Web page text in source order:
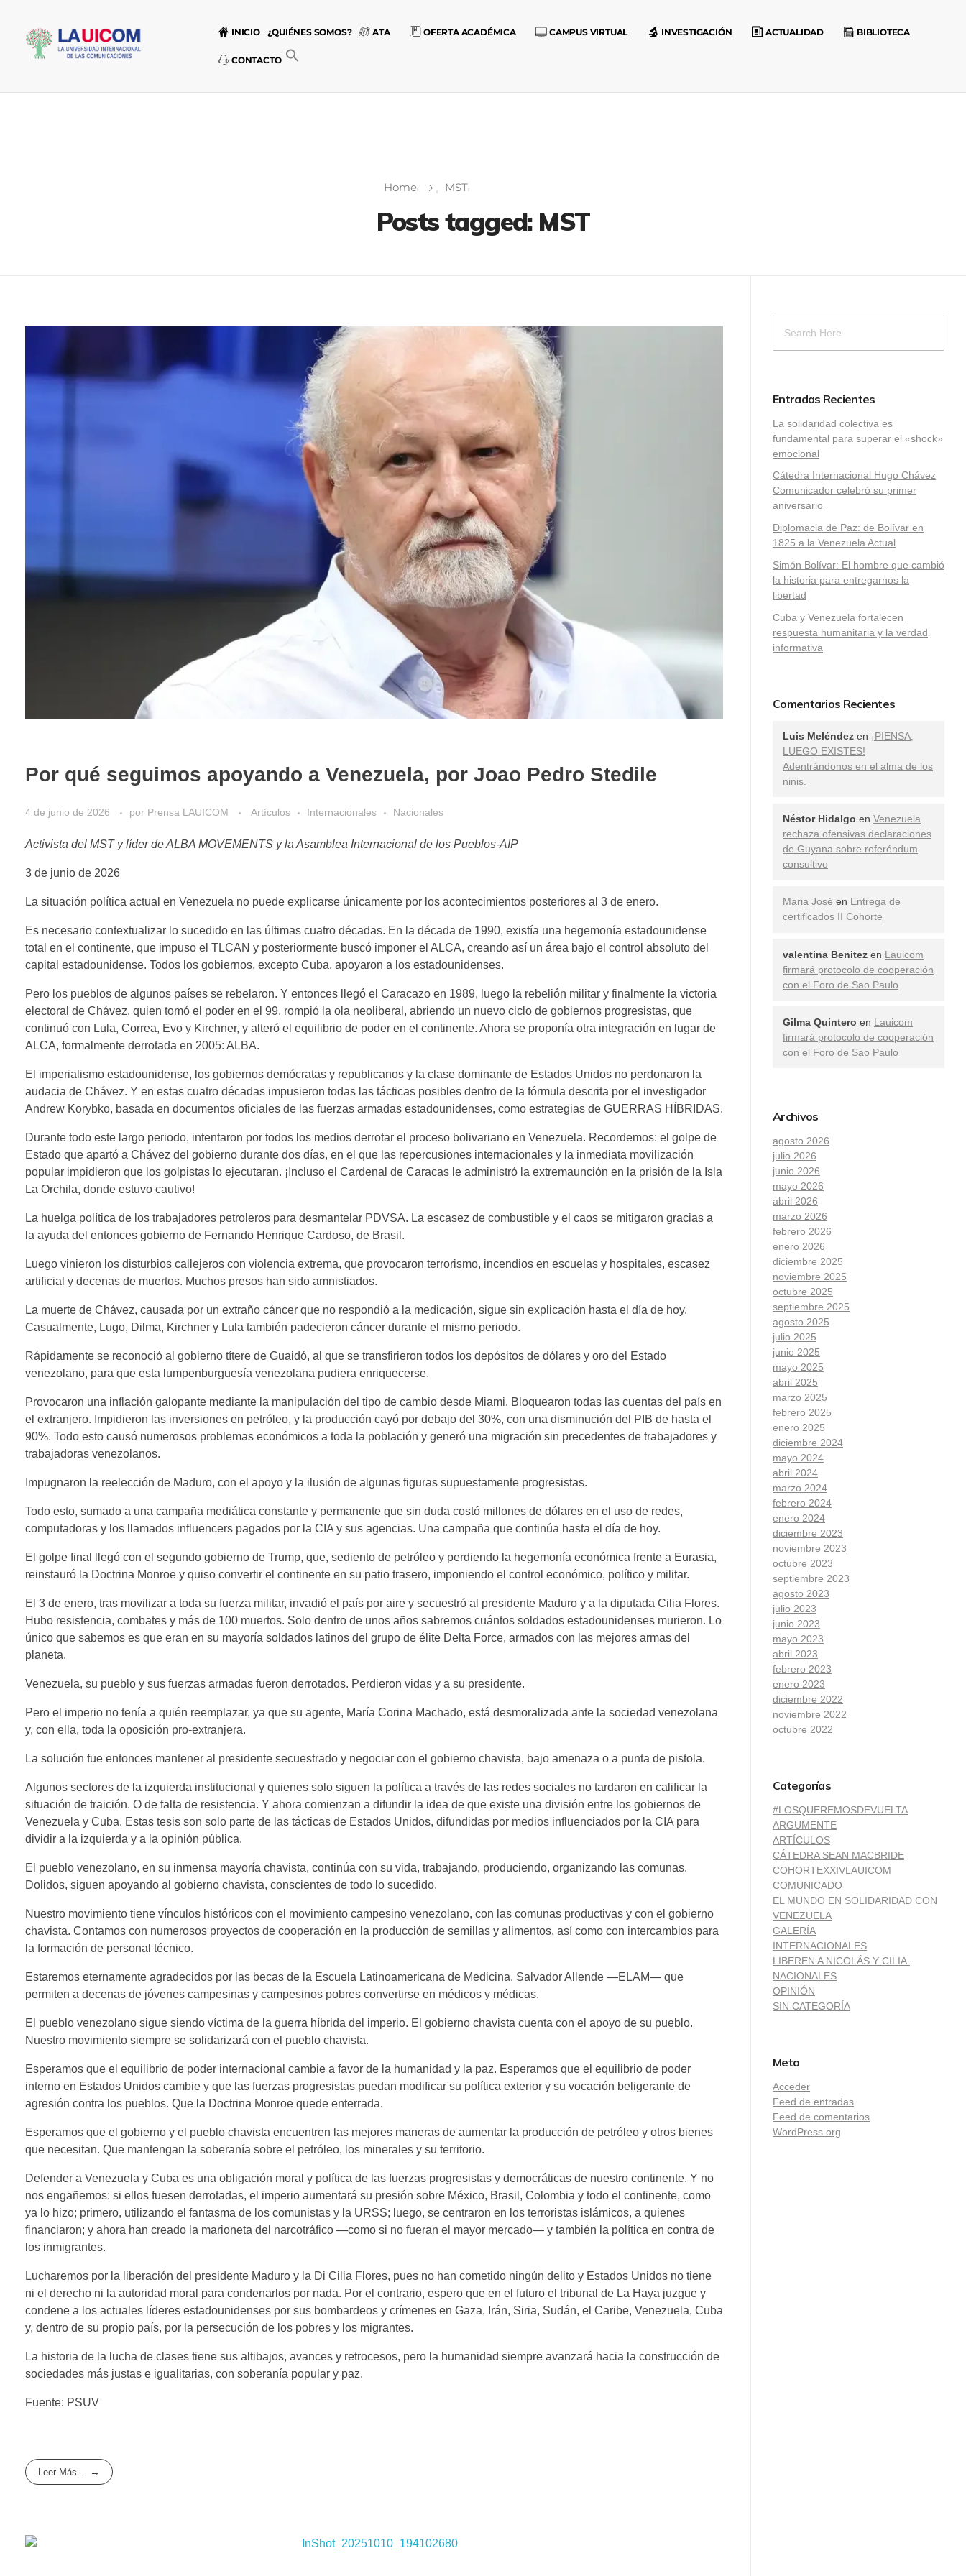
INICIO ¿QUIÉNES SOMOS? ATA OFERTA ACADÉMICA CAMPUS VIRTUAL INVESTIGACIÓN ACTUALIDAD BIBLIOTECA
CONTACTO
Home MST
Posts tagged: MST
Por qué seguimos apoyando a Venezuela, por Joao Pedro Stedile
4 de junio de 2026 por Prensa LAUICOM Artículos Internacionales Nacionales
Activista del MST y líder de ALBA MOVEMENTS y ​​la Asamblea Internacional de los Pueblos-AIP
3 de junio de 2026
La situación política actual en Venezuela no puede explicarse únicamente por los acontecimientos posteriores al 3 de enero.
Es necesario contextualizar lo sucedido en las últimas cuatro décadas. En la década de 1990, existía una hegemonía estadounidense
total en el continente, que impuso el TLCAN y posteriormente buscó imponer el ALCA, creando así un área bajo el control absoluto del
capital estadounidense. Todos los gobiernos, excepto Cuba, apoyaron a los estadounidenses.
Pero los pueblos de algunos países se rebelaron. Y entonces llegó el Caracazo en 1989, luego la rebelión militar y finalmente la victoria
electoral de Chávez, quien tomó el poder en el 99, rompió la ola neoliberal, abriendo un nuevo ciclo de gobiernos progresistas, que
continuó con Lula, Correa, Evo y Kirchner, y alteró el equilibrio de poder en el continente. Ahora se proponía otra integración en lugar de
ALCA, formalmente derrotada en 2005: ALBA.
El imperialismo estadounidense, los gobiernos demócratas y republicanos y la clase dominante de Estados Unidos no perdonaron la
audacia de Chávez. Y en estas cuatro décadas impusieron todas las tácticas posibles dentro de la fórmula descrita por el investigador
Andrew Korybko, basada en documentos oficiales de las fuerzas armadas estadounidenses, como estrategias de GUERRAS HÍBRIDAS.
Durante todo este largo periodo, intentaron por todos los medios derrotar el proceso bolivariano en Venezuela. Recordemos: el golpe de
Estado que apartó a Chávez del gobierno durante dos días, en el que las repercusiones internacionales y la inmediata movilización
popular impidieron que los golpistas lo ejecutaran. ¡Incluso el Cardenal de Caracas le administró la extremaunción en la prisión de la Isla
La Orchila, donde estuvo cautivo!
La huelga política de los trabajadores petroleros para desmantelar PDVSA. La escasez de combustible y el caos se mitigaron gracias a
la ayuda del entonces gobierno de Fernando Henrique Cardoso, de Brasil.
Luego vinieron los disturbios callejeros con violencia extrema, que provocaron terrorismo, incendios en escuelas y hospitales, escasez
artificial y decenas de muertos. Muchos presos han sido amnistiados.
La muerte de Chávez, causada por un extraño cáncer que no respondió a la medicación, sigue sin explicación hasta el día de hoy.
Casualmente, Lugo, Dilma, Kirchner y Lula también padecieron cáncer durante el mismo periodo.
Rápidamente se reconoció al gobierno títere de Guaidó, al que se transfirieron todos los depósitos de dólares y oro del Estado
venezolano, para que esta lumpenburguesía venezolana pudiera enriquecerse.
Provocaron una inflación galopante mediante la manipulación del tipo de cambio desde Miami. Bloquearon todas las cuentas del país en
el extranjero. Impidieron las inversiones en petróleo, y la producción cayó por debajo del 30%, con una disminución del PIB de hasta el
90%. Todo esto causó numerosos problemas económicos a toda la población y generó una migración sin precedentes de trabajadores y
trabajadoras venezolanos.
Impugnaron la reelección de Maduro, con el apoyo y la ilusión de algunas figuras supuestamente progresistas.
Todo esto, sumado a una campaña mediática constante y permanente que sin duda costó millones de dólares en el uso de redes,
computadoras y los llamados influencers pagados por la CIA y sus agencias. Una campaña que continúa hasta el día de hoy.
El golpe final llegó con el segundo gobierno de Trump, que, sediento de petróleo y perdiendo la hegemonía económica frente a Eurasia,
reinstauró la Doctrina Monroe y quiso convertir el continente en su patio trasero, imponiendo el control económico, político y militar.
El 3 de enero, tras movilizar a toda su fuerza militar, invadió el país por aire y secuestró al presidente Maduro y a la diputada Cilia Flores.
Hubo resistencia, combates y más de 100 muertos. Solo dentro de unos años sabremos cuántos soldados estadounidenses murieron. Lo
único que sabemos es que eran en su mayoría soldados latinos del grupo de élite Delta Force, armados con las mejores armas del
planeta.
Venezuela, su pueblo y sus fuerzas armadas fueron derrotados. Perdieron vidas y a su presidente.
Pero el imperio no tenía a quién reemplazar, ya que su agente, María Corina Machado, está desmoralizada ante la sociedad venezolana
y, con ella, toda la oposición pro-extranjera.
La solución fue entonces mantener al presidente secuestrado y negociar con el gobierno chavista, bajo amenaza o a punta de pistola.
Algunos sectores de la izquierda institucional y quienes solo siguen la política a través de las redes sociales no tardaron en calificar la
situación de traición. O de falta de resistencia. Y ahora comienzan a difundir la idea de que existe una división entre los gobiernos de
Venezuela y Cuba. Estas tesis son solo parte de las tácticas de Estados Unidos, difundidas por medios influenciados por la CIA para
dividir a la izquierda y a la opinión pública.
El pueblo venezolano, en su inmensa mayoría chavista, continúa con su vida, trabajando, produciendo, organizando las comunas.
Dolidos, siguen apoyando al gobierno chavista, conscientes de todo lo sucedido.
Nuestro movimiento tiene vínculos históricos con el movimiento campesino venezolano, con las comunas productivas y con el gobierno
chavista. Contamos con numerosos proyectos de cooperación en la producción de semillas y alimentos, así como con intercambios para
la formación de personal técnico.
Estaremos eternamente agradecidos por las becas de la Escuela Latinoamericana de Medicina, Salvador Allende —ELAM— que
permiten a decenas de jóvenes campesinas y campesinos pobres convertirse en médicos y médicas.
El pueblo venezolano sigue siendo víctima de la guerra híbrida del imperio. El gobierno chavista cuenta con el apoyo de su pueblo.
Nuestro movimiento siempre se solidarizará con el pueblo chavista.
Esperamos que el equilibrio de poder internacional cambie a favor de la humanidad y la paz. Esperamos que el equilibrio de poder
interno en Estados Unidos cambie y que las fuerzas progresistas puedan modificar su política exterior y su vocación beligerante de
agresión contra los pueblos. Que la Doctrina Monroe quede enterrada.
Esperamos que el gobierno y el pueblo chavista encuentren las mejores maneras de aumentar la producción de petróleo y otros bienes
que necesitan. Que mantengan la soberanía sobre el petróleo, los minerales y su territorio.
Defender a Venezuela y Cuba es una obligación moral y política de las fuerzas progresistas y democráticas de nuestro continente. Y no
nos engañemos: si ellos fuesen derrotadas, el imperio aumentará su presión sobre México, Brasil, Colombia y todo el continente, como
ya lo hizo; primero, utilizando el fantasma de los comunistas y la URSS; luego, se centraron en los terroristas islámicos, a quienes
financiaron; y ahora han creado la marioneta del narcotráfico —como si no fueran el mayor mercado— y también la política en contra de
los inmigrantes.
Lucharemos por la liberación del presidente Maduro y la Di Cilia Flores, pues no han cometido ningún delito y Estados Unidos no tiene
ni el derecho ni la autoridad moral para condenarlos por nada. Por el contrario, espero que en el futuro el tribunal de La Haya juzgue y
condene a los actuales líderes estadounidenses por sus bombardeos y crímenes en Gaza, Irán, Siria, Sudán, el Caribe, Venezuela, Cuba
y, dentro de su propio país, por la persecución de los pobres y los migrantes.
La historia de la lucha de clases tiene sus altibajos, avances y retrocesos, pero la humanidad siempre avanzará hacia la construcción de
sociedades más justas e igualitarias, con soberanía popular y paz.
Fuente: PSUV
Leer Más...
Entradas Recientes
La solidaridad colectiva es
fundamental para superar el «shock»
emocional
Cátedra Internacional Hugo Chávez
Comunicador celebró su primer
aniversario
Diplomacia de Paz: de Bolívar en
1825 a la Venezuela Actual
Simón Bolívar: El hombre que cambió
la historia para entregarnos la
libertad
​Cuba y Venezuela fortalecen
respuesta humanitaria y la verdad
informativa
Comentarios Recientes
Luis Meléndez en ¡PIENSA,
LUEGO EXISTES!
Adentrándonos en el alma de los
ninis.
Néstor Hidalgo en Venezuela
rechaza ofensivas declaraciones
de Guyana sobre referéndum
consultivo
Maria José en Entrega de
certificados II Cohorte
valentina Benitez en Lauicom
firmará protocolo de cooperación
con el Foro de Sao Paulo
Gilma Quintero en Lauicom
firmará protocolo de cooperación
con el Foro de Sao Paulo
Archivos
agosto 2026
julio 2026
junio 2026
mayo 2026
abril 2026
marzo 2026
febrero 2026
enero 2026
diciembre 2025
noviembre 2025
octubre 2025
septiembre 2025
agosto 2025
julio 2025
junio 2025
mayo 2025
abril 2025
marzo 2025
febrero 2025
enero 2025
diciembre 2024
mayo 2024
abril 2024
marzo 2024
febrero 2024
enero 2024
diciembre 2023
noviembre 2023
octubre 2023
septiembre 2023
agosto 2023
julio 2023
junio 2023
mayo 2023
abril 2023
febrero 2023
enero 2023
diciembre 2022
noviembre 2022
octubre 2022
Categorías
#LOSQUEREMOSDEVUELTA
ARGUMENTE
ARTÍCULOS
CÁTEDRA SEAN MACBRIDE
COHORTEXXIVLAUICOM
COMUNICADO
EL MUNDO EN SOLIDARIDAD CON
VENEZUELA
GALERÍA
INTERNACIONALES
LIBEREN A NICOLÁS Y CILIA.
NACIONALES
OPINIÓN
SIN CATEGORÍA
Meta
Acceder
Feed de entradas
Feed de comentarios
WordPress.org